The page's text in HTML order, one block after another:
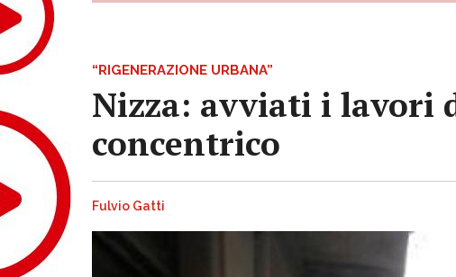
“RIGENERAZIONE URBANA”
Nizza: avviati i lavori
concentrico
Fulvio Gatti